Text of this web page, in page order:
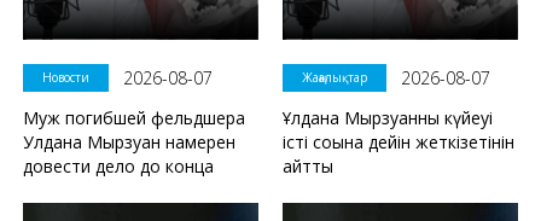
Новости
2026-08-07
Муж погибшей фельдшера
Улдана Мырзуан намерен
довести дело до конца
Жаңалықтар
2026-08-07
Ұлдана Мырзуанның күйеуі
істі соңына дейін жеткізетінін
айтты